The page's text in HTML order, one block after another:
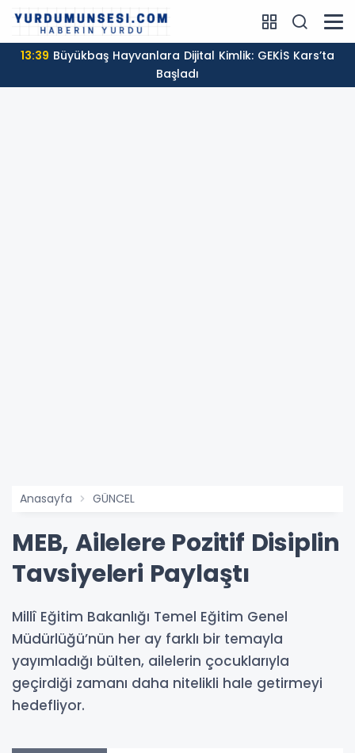
13:39
Başladı
Anasayfa GÜNCEL
MEB, Ailelere Pozitif Disiplin
Tavsiyeleri Paylaştı
Millî Eğitim Bakanlığı Temel Eğitim Genel
Müdürlüğü’nün her ay farklı bir temayla
yayımladığı bülten, ailelerin çocuklarıyla
geçirdiği zamanı daha nitelikli hale getirmeyi
hedefliyor.